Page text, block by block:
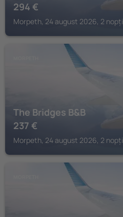
294 €
Morpeth, 24 august 2026, 2 nopți
The Bridges B&B
237 €
Morpeth, 24 august 2026, 2 nopți